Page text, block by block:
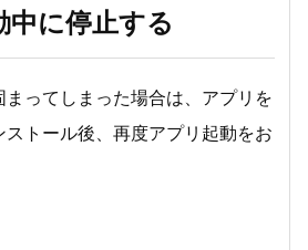
中に停止する
まってしまった場合は、アプリを
トール後、再度アプリ起動をお